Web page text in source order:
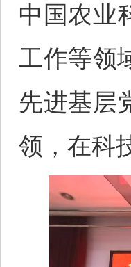
中国农业
工作等领
先进基层
领，在科